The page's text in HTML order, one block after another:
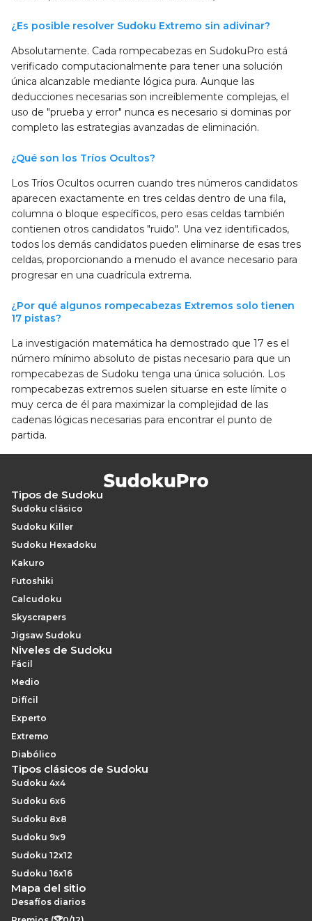
¿Es posible resolver Sudoku Extremo sin adivinar?
Absolutamente. Cada rompecabezas en SudokuPro está
verificado computacionalmente para tener una solución
única alcanzable mediante lógica pura. Aunque las
deducciones necesarias son increíblemente complejas, el
uso de "prueba y error" nunca es necesario si dominas por
completo las estrategias avanzadas de eliminación.
¿Qué son los Tríos Ocultos?
Los Tríos Ocultos ocurren cuando tres números candidatos
aparecen exactamente en tres celdas dentro de una fila,
columna o bloque específicos, pero esas celdas también
contienen otros candidatos "ruido". Una vez identificados,
todos los demás candidatos pueden eliminarse de esas tres
celdas, proporcionando a menudo el avance necesario para
progresar en una cuadrícula extrema.
¿Por qué algunos rompecabezas Extremos solo tienen
17 pistas?
La investigación matemática ha demostrado que 17 es el
número mínimo absoluto de pistas necesario para que un
rompecabezas de Sudoku tenga una única solución. Los
rompecabezas extremos suelen situarse en este límite o
muy cerca de él para maximizar la complejidad de las
cadenas lógicas necesarias para encontrar el punto de
partida.
Tipos de Sudoku
Sudoku clásico
Sudoku Killer
Sudoku Hexadoku
Kakuro
Futoshiki
Calcudoku
Skyscrapers
Jigsaw Sudoku
Niveles de Sudoku
Fácil
Medio
Difícil
Experto
Extremo
Diabólico
Tipos clásicos de Sudoku
Sudoku 4x4
Sudoku 6x6
Sudoku 8x8
Sudoku 9x9
Sudoku 12x12
Sudoku 16x16
Mapa del sitio
Desafíos diarios